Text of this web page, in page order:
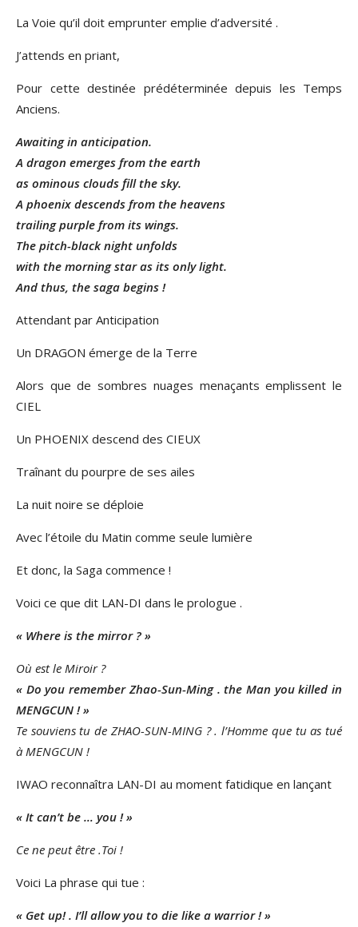
La Voie qu’il doit emprunter emplie d’adversité .
J’attends en priant,
Pour cette destinée prédéterminée depuis les Temps
Anciens.
Awaiting in anticipation.
A dragon emerges from the earth
as ominous clouds fill the sky.
A phoenix descends from the heavens
trailing purple from its wings.
The pitch-black night unfolds
with the morning star as its only light.
And thus, the saga begins !
Attendant par Anticipation
Un DRAGON émerge de la Terre
Alors que de sombres nuages menaçants emplissent le
CIEL
Un PHOENIX descend des CIEUX
Traînant du pourpre de ses ailes
La nuit noire se déploie
Avec l’étoile du Matin comme seule lumière
Et donc, la Saga commence !
Voici ce que dit LAN-DI dans le prologue .
« Where is the mirror ? »
Où est le Miroir ?
« Do you remember Zhao-Sun-Ming . the Man you killed in
MENGCUN ! »
Te souviens tu de ZHAO-SUN-MING ? . l’Homme que tu as tué
à MENGCUN !
IWAO reconnaîtra LAN-DI au moment fatidique en lançant
« It can’t be … you ! »
Ce ne peut être .Toi !
Voici La phrase qui tue :
« Get up! . I’ll allow you to die like a warrior ! »